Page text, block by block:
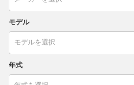
モデル
年式